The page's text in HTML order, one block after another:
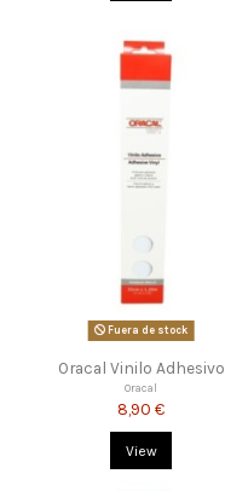
Fuera de stock
Oracal Vinilo Adhesivo
Oracal
8,90 €
View